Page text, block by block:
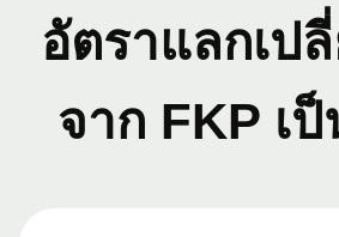
อัตราแลกเป
จาก FKP เ